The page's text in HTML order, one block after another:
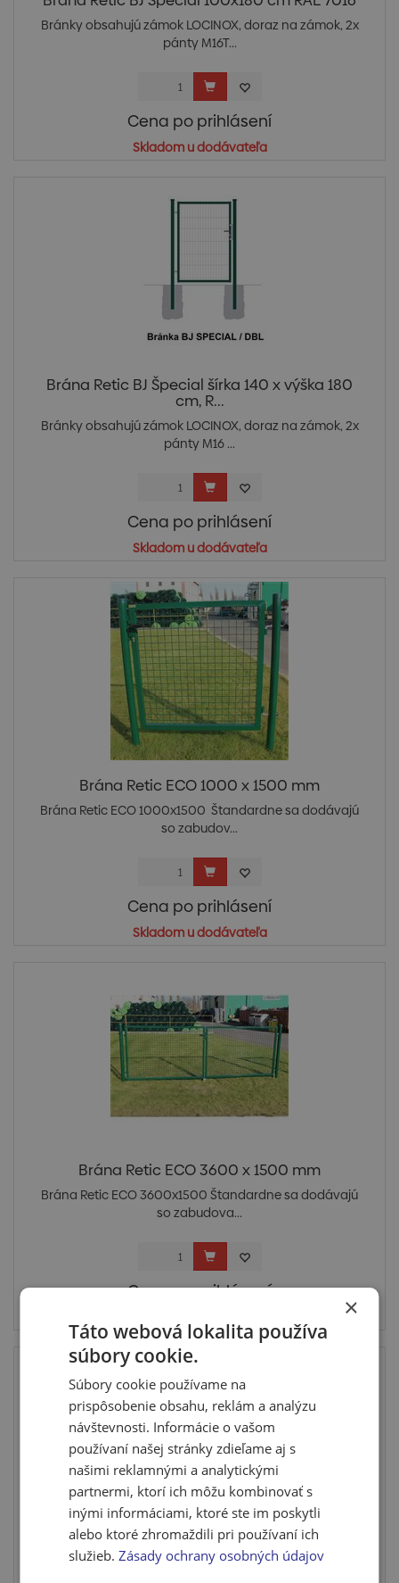
Bránky obsahujú zámok LOCINOX, doraz na zámok, 2x
pánty M16T...
Cena po prihlásení
Skladom u dodávateľa
Brána Retic BJ Špecial šírka 140 x výška 180
cm, R...
Bránky obsahujú zámok LOCINOX, doraz na zámok, 2x
pánty M16 ...
Cena po prihlásení
Skladom u dodávateľa
Brána Retic ECO 1000 x 1500 mm
Brána Retic ECO 1000x1500 Štandardne sa dodávajú
so zabudov...
Cena po prihlásení
Skladom u dodávateľa
Brána Retic ECO 3600 x 1500 mm
Brána Retic ECO 3600x1500 Štandardne sa dodávajú
so zabudova...
Cena po prihlásení
Brána Retic ECO dvojkrídlová 1,8 x 3,6 m
×
Táto webová lokalita používa
súbory cookie.
Súbory cookie používame na
prispôsobenie obsahu, reklám a analýzu
návštevnosti. Informácie o vašom
používaní našej stránky zdieľame aj s
našimi reklamnými a analytickými
partnermi, ktorí ich môžu kombinovať s
inými informáciami, ktoré ste im poskytli
alebo ktoré zhromaždili pri používaní ich
služieb.Zásady ochrany osobných údajov